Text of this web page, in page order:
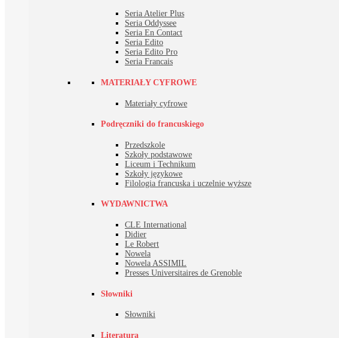
Seria Atelier Plus
Seria Oddyssee
Seria En Contact
Seria Edito
Seria Edito Pro
Seria Francais
MATERIAŁY CYFROWE
Materiały cyfrowe
Podręczniki do francuskiego
Przedszkole
Szkoły podstawowe
Liceum i Technikum
Szkoły językowe
Filologia francuska i uczelnie wyższe
WYDAWNICTWA
CLE International
Didier
Le Robert
Nowela
Nowela ASSIMIL
Presses Universitaires de Grenoble
Słowniki
Słowniki
Literatura